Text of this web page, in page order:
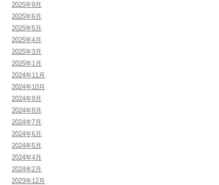
2025年9月
2025年6月
2025年5月
2025年4月
2025年3月
2025年1月
2024年11月
2024年10月
2024年9月
2024年8月
2024年7月
2024年6月
2024年5月
2024年4月
2024年2月
2023年12月